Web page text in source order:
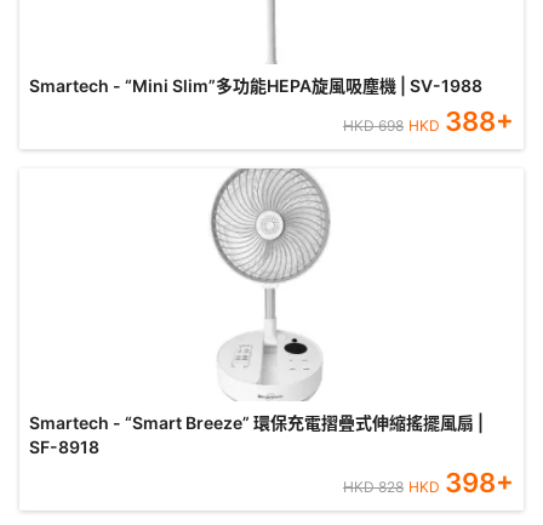
Smartech - “Mini Slim”多功能HEPA旋風吸塵機 | SV-1988
HKD698 HKD 388+
Smartech - “Smart Breeze” 環保充電摺疊式伸縮搖擺風扇 |
SF-8918
HKD828 HKD 398+